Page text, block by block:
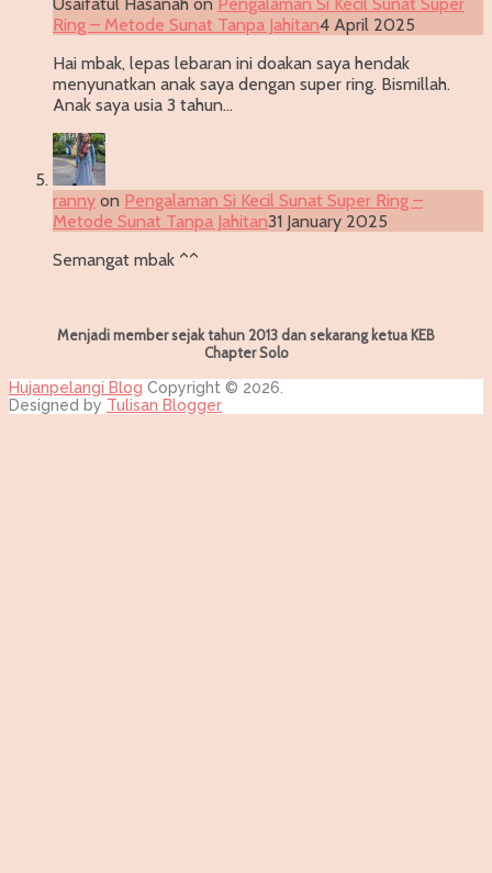
Ring – Metode Sunat Tanpa Jahitan4 April 2025
Hai mbak, lepas lebaran ini doakan saya hendak
menyunatkan anak saya dengan super ring. Bismillah.
Anak saya usia 3 tahun…
ranny on Pengalaman Si Kecil Sunat Super Ring –
Metode Sunat Tanpa Jahitan31 January 2025
Semangat mbak ^^
Menjadi member sejak tahun 2013 dan sekarang ketua KEB
Chapter Solo
Hujanpelangi Blog Copyright © 2026.
Designed by Tulisan Blogger